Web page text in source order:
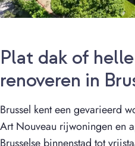
Plat dak of
renoveren in
Brussel kent een gevarieerd
Art Nouveau rijwoningen en